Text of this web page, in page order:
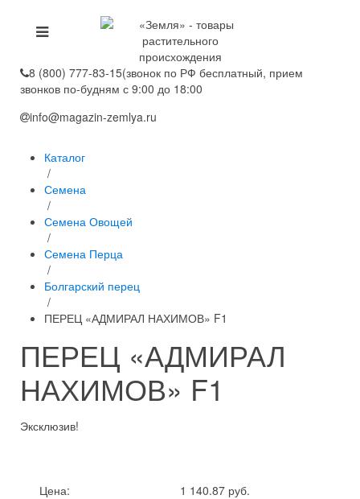
8 (800) 777-83-15(звонок по РФ бесплатный, прием
звонков по-будням с 9:00 до 18:00
info@magazin-zemlya.ru
Каталог
/
Семена
/
Семена Овощей
/
Семена Перца
/
Болгарский перец
/
ПЕРЕЦ «АДМИРАЛ НАХИМОВ» F1
ПЕРЕЦ «АДМИРАЛ
НАХИМОВ» F1
Эксклюзив!
Цена:
1 140.87 руб.